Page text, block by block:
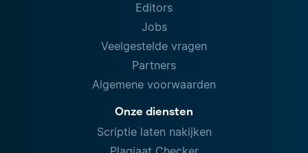
Editors
Jobs
Veelgestelde vragen
Partners
Algemene voorwaarden
Onze diensten
Scriptie laten nakijken